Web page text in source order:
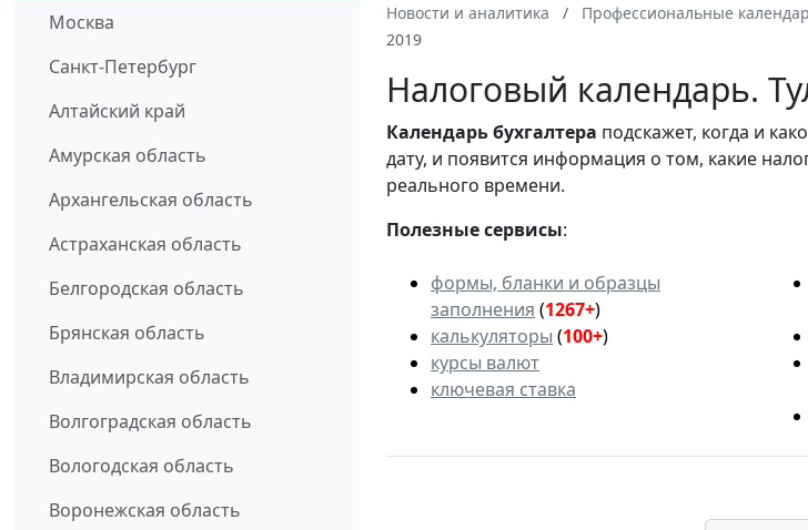
Москва
Санкт-Петербург
Алтайский край
Амурская область
Архангельская область
Астраханская область
Белгородская область
Брянская область
Владимирская область
Волгоградская область
Вологодская область
Воронежская область
Новости и аналитика Профессиональные
2019
Налоговый календарь.
Календарьбухгалтера подскажет, когда и
дату, и появится информация о том, какие
реального времени.
Полезные сервисы:
формы, бланки и образцы
заполнения (1267+)
калькуляторы (100+)
курсы валют
ключевая ставка